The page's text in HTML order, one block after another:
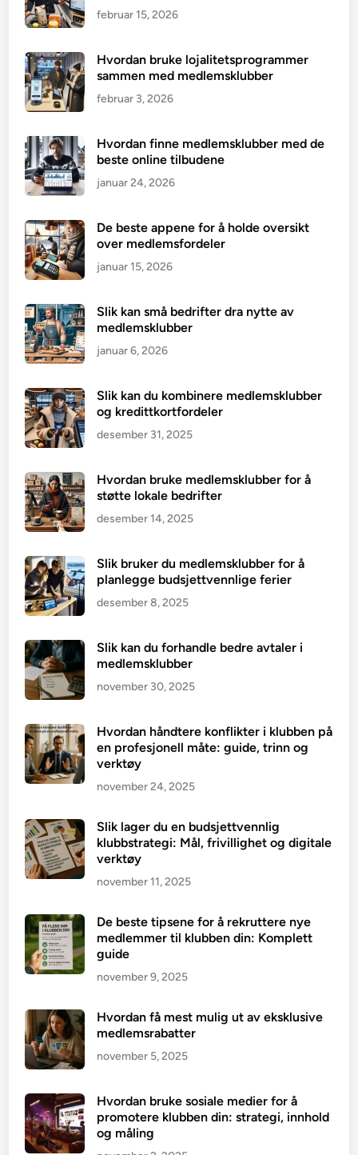
februar 15, 2026
Hvordan bruke lojalitetsprogrammer
sammen med medlemsklubber
februar 3, 2026
Hvordan finne medlemsklubber med de
beste online tilbudene
januar 24, 2026
De beste appene for å holde oversikt
over medlemsfordeler
januar 15, 2026
Slik kan små bedrifter dra nytte av
medlemsklubber
januar 6, 2026
Slik kan du kombinere medlemsklubber
og kredittkortfordeler
desember 31, 2025
Hvordan bruke medlemsklubber for å
støtte lokale bedrifter
desember 14, 2025
Slik bruker du medlemsklubber for å
planlegge budsjettvennlige ferier
desember 8, 2025
Slik kan du forhandle bedre avtaler i
medlemsklubber
november 30, 2025
Hvordan håndtere konflikter i klubben på
en profesjonell måte: guide, trinn og
verktøy
november 24, 2025
Slik lager du en budsjettvennlig
klubbstrategi: Mål, frivillighet og digitale
verktøy
november 11, 2025
De beste tipsene for å rekruttere nye
medlemmer til klubben din: Komplett
guide
november 9, 2025
Hvordan få mest mulig ut av eksklusive
medlemsrabatter
november 5, 2025
Hvordan bruke sosiale medier for å
promotere klubben din: strategi, innhold
og måling